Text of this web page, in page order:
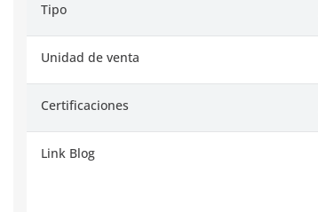
Tipo
Unidad de venta
Certificaciones
Link Blog